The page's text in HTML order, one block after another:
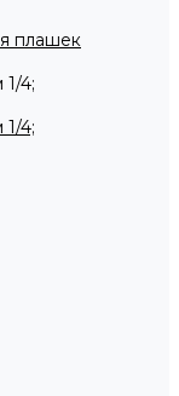
плашек
4;
4;